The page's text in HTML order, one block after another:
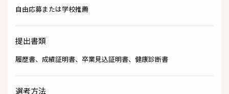
自由応募または学校推薦
提出書類
履歴書、成績証明書、卒業見込証明書、健康診断書
選考方法